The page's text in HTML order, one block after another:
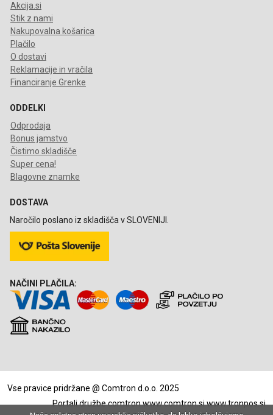
Akcija.si
Stik z nami
Nakupovalna košarica
Plačilo
O dostavi
Reklamacije in vračila
Financiranje Grenke
ODDELKI
Odprodaja
Bonus jamstvo
Čistimo skladišče
Super cena!
Blagovne znamke
DOSTAVA
Naročilo poslano iz skladišča v SLOVENIJI.
NAČINI PLAČILA:
Vse pravice pridržane @ Comtron d.o.o. 2025
Portali družbe comtronwww.comtron.siwww.tronpos.si